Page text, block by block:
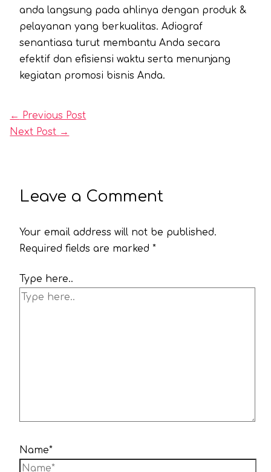
anda langsung pada ahlinya dengan produk &
pelayanan yang berkualitas. Adiograf
senantiasa turut membantu Anda secara
efektif dan efisiensi waktu serta menunjang
kegiatan promosi bisnis Anda.
←
Previous Post
Next Post →
Leave a Comment
Your email address will not be published.
Required fields are marked *
Type here..
Name*